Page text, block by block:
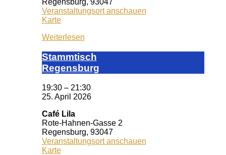
Regensburg, 93047
Veranstaltungsort anschauen
KarteKISS
Weiterlesen
Stamm­tisch
Reg­ens­burg
19:30 – 21:30
25. April 2026
Café Lila
Rote-Hahnen-Gasse 2
Regensburg, 93047
Veranstaltungsort anschauen
KarteCafé